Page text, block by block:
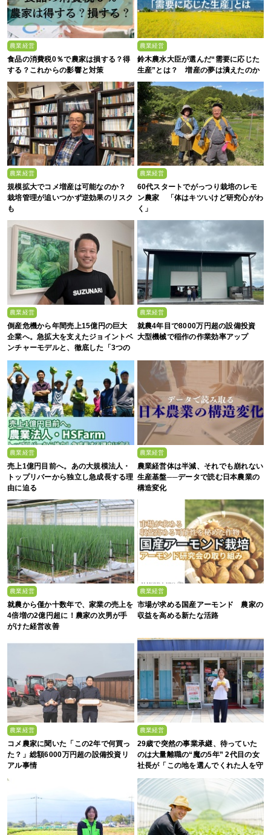
農業経営
食品の消費税0％で農家は損する？得
する？これからの影響と対策
農業経営
鈴木農水大臣が選んだ“需要に応じた
生産”とは？ 増産の夢は潰えたのか
農業経営
規模拡大でコメ増産は可能なのか？
栽培管理が追いつかず逆効果のリスク
も
農業経営
60代スタートでがっつり栽培のレモ
ン農家 「体はキツいけど研究心がわ
く」
農業経営
倒産危機から年間売上15億円の巨大
企業へ。急拡大を支えたジョイントベ
ンチャーモデルと、徹底した「3つの
ルール」
農業経営
就農4年目で8000万円超の設備投資
大型機械で稲作の作業効率アップ
農業経営
売上1億円目前へ。あの大規模法人・
トップリバーから独立し急成長する理
由に迫る
農業経営
農業経営体は半減、それでも崩れない
生産基盤──データで読む日本農業の
構造変化
農業経営
就農から僅か十数年で、家業の売上を
4倍増の2億円超に！農家の次男が手
がけた経営改善
農業経営
市場が求める国産アーモンド 農家の
収益を高める新たな活路
農業経営
コメ農家に聞いた「この2年で何買っ
た？」総額6000万円超の設備投資リ
アル事情
農業経営
29歳で突然の事業承継、待っていた
のは大量離職の“魔の5年” 2代目の女
社長が「この地を選んでくれた人を守
る」と誓った日